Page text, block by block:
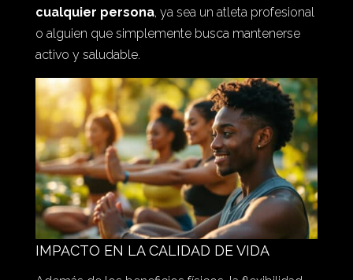
cualquier persona, ya sea un atleta profesional
o alguien que simplemente busca mantenerse
activo y saludable.
IMPACTO EN LA CALIDAD DE VIDA